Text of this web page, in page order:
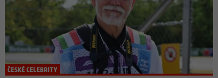
ČESKÉ CELEBRITY